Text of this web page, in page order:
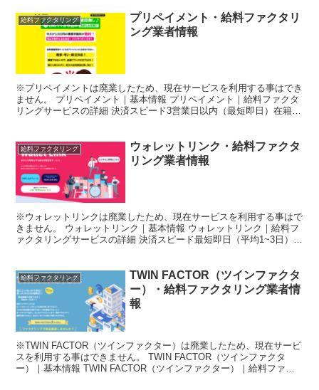
給料ファクタリング
プリペイメント・給料ファクタリ
ング業者情報
※プリペイメントは廃業したため、現在サービスを利用する事はでき
ません。 プリペイメント｜基本情報 プリペイメント｜給料ファクタ
リングサービスの詳細 決済スピード3営業日以内（最短即日）在籍確
給料ファクタリング
ウォレットリンク・給料ファクタ
リング業者情報
※ウォレットリンクは廃業したため、現在サービスを利用する事はで
きません。 ウォレットリンク｜基本情報 ウォレットリンク｜給料フ
ァクタリングサービスの詳細 決済スピード最短即日（平均1~3日）在
給料ファクタリング
TWIN FACTOR（ツインファクタ
ー）・給料ファクタリング業者情
報
※TWIN FACTOR（ツインファクター）は廃業したため、現在サービ
スを利用する事はできません。 TWIN FACTOR（ツインファクタ
ー）｜基本情報 TWIN FACTOR（ツインファクター）｜給料ファク